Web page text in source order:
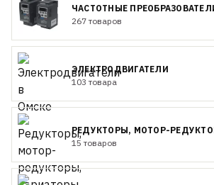
ЧАСТОТНЫЕ
267 товаров
ЭЛЕКТРОДВИГАТЕЛИ
103 товара
РЕДУКТОРЫ, МОТОР-
15 товаров